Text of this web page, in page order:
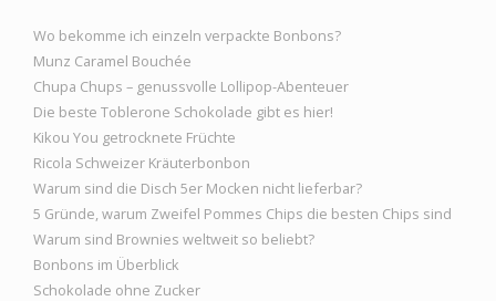
Wo bekomme ich einzeln verpackte Bonbons?
Munz Caramel Bouchée
Chupa Chups – genussvolle Lollipop-Abenteuer
Die beste Toblerone Schokolade gibt es hier!
Kikou You getrocknete Früchte
Ricola Schweizer Kräuterbonbon
Warum sind die Disch 5er Mocken nicht lieferbar?
5 Gründe, warum Zweifel Pommes Chips die besten Chips sind
Warum sind Brownies weltweit so beliebt?
Bonbons im Überblick
Schokolade ohne Zucker